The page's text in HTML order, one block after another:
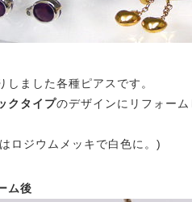
しました各種ピアスです。
クタイプのデザインにリフォー
ロジウムメッキで白色に。)
ム後